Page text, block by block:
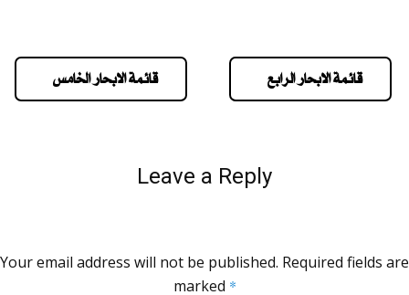
قائمة الابحار الخامس قائمة الابحار الرابع
Leave a Reply
Your email address will not be published. Required fields are
marked *